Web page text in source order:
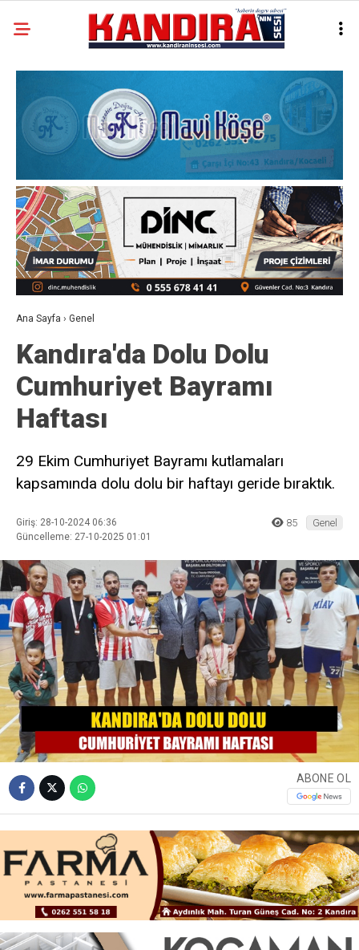
Ana Sayfa › Genel
Kandıra'da Dolu Dolu
Cumhuriyet Bayramı
Haftası
29 Ekim Cumhuriyet Bayramı kutlamaları
kapsamında dolu dolu bir haftayı geride bıraktık.
Giriş: 28-10-2024 06:36
Güncelleme: 27-10-2025 01:01
85 Genel
ABONE OL